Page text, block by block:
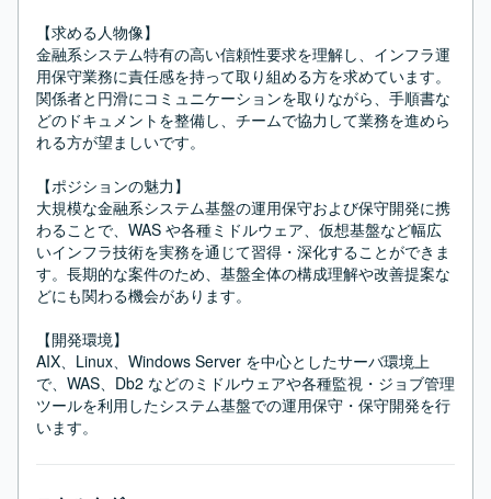
【求める人物像】
金融系システム特有の高い信頼性要求を理解し、インフラ運
用保守業務に責任感を持って取り組める方を求めています。
関係者と円滑にコミュニケーションを取りながら、手順書な
どのドキュメントを整備し、チームで協力して業務を進めら
れる方が望ましいです。
【ポジションの魅力】
大規模な金融系システム基盤の運用保守および保守開発に携
わることで、WAS や各種ミドルウェア、仮想基盤など幅広
いインフラ技術を実務を通じて習得・深化することができま
す。長期的な案件のため、基盤全体の構成理解や改善提案な
どにも関わる機会があります。
【開発環境】
AIX、Linux、Windows Server を中心としたサーバ環境上
で、WAS、Db2 などのミドルウェアや各種監視・ジョブ管理
ツールを利用したシステム基盤での運用保守・保守開発を行
います。